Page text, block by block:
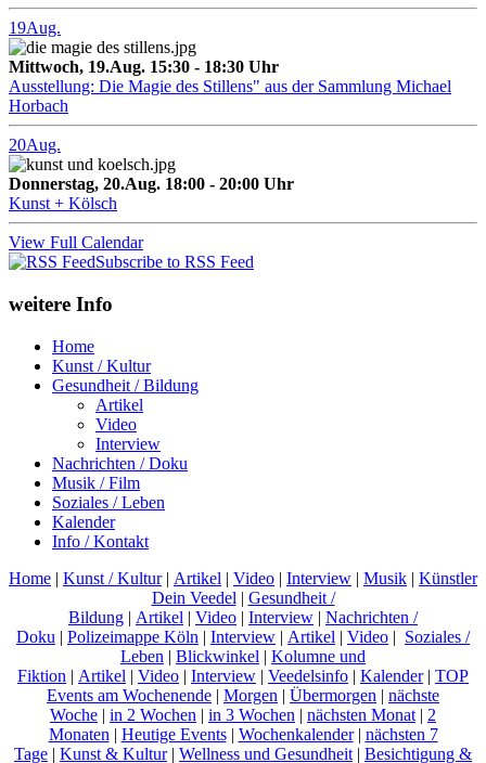
19Aug.
Mittwoch, 19.Aug. 15:30 - 18:30 Uhr
Ausstellung: Die Magie des Stillens" aus der Sammlung Michael
Horbach
20Aug.
Donnerstag, 20.Aug. 18:00 - 20:00 Uhr
Kunst + Kölsch
View Full Calendar
Subscribe to RSS Feed
weitere Info
Home
Kunst / Kultur
Gesundheit / Bildung
Artikel
Video
Interview
Nachrichten / Doku
Musik / Film
Soziales / Leben
Kalender
Info / Kontakt
Home | Kunst / Kultur| Artikel | Video | Interview | Musik | Künstler
Dein Veedel | Gesundheit /
Bildung | Artikel | Video | Interview | Nachrichten /
Doku | Polizeimappe Köln | Interview | Artikel | Video | Soziales /
Leben | Blickwinkel | Kolumne und
Fiktion | Artikel | Video | Interview | Veedelsinfo | Kalender| TOP
Events am Wochenende | Morgen | Übermorgen | nächste
Woche | in 2 Wochen | in 3 Wochen | nächsten Monat | 2
Monaten | Heutige Events| Wochenkalender| nächsten 7
Tage | Kunst & Kultur| Wellness und Gesundheit | Besichtigung &